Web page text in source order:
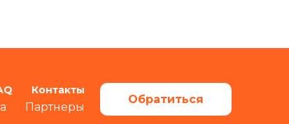
Партнеры
Контакты
Обратиться